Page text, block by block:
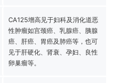
CA125增高见于妇科及消化道恶
性肿瘤如宫颈癌、乳腺癌、胰腺
癌、肝癌、胃癌及肺癌等，也可
见于肝硬化、肾衰、孕妇、良性
卵巢瘤等。